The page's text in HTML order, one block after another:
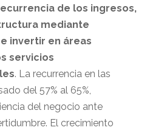
de los ingresos,
mediante
invertir en áreas
servicios
. La recurrencia en las
del 57% al 65%,
del negocio ante
El crecimiento